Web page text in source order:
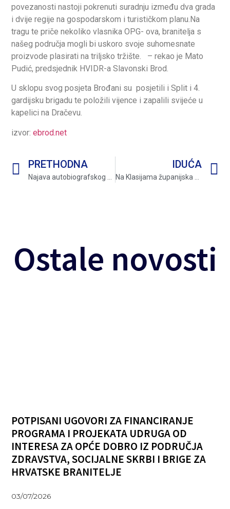
povezanosti nastoji pokrenuti suradnju između dva grada
i dvije regije na gospodarskom i turističkom planu.Na
tragu te priče nekoliko vlasnika OPG- ova, branitelja s
našeg područja mogli bi uskoro svoje suhomesnate
proizvode plasirati na triljsko tržište. – rekao je Mato
Pudić, predsjednik HVIDR-a Slavonski Brod.
U sklopu svog posjeta Brođani su posjetili i Split i 4.
gardijsku brigadu te položili vijence i zapalili svijeće u
kapelici na Dračevu.
izvor:ebrod.net
PRETHODNA IDUĆA
Ostale novosti
POTPISANI UGOVORI ZA FINANCIRANJE
PROGRAMA I PROJEKATA UDRUGA OD
INTERESA ZA OPĆE DOBRO IZ PODRUČJA
ZDRAVSTVA, SOCIJALNE SKRBI I BRIGE ZA
HRVATSKE BRANITELJE
03/07/2026